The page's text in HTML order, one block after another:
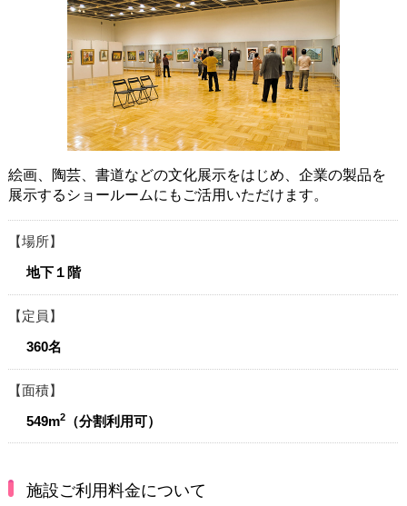
絵画、陶芸、書道などの文化展示をはじめ、企業の製品を
展示するショールームにもご活用いただけます。
場所
地下１階
定員
360名
面積
549m2（分割利用可）
施設ご利用料金について